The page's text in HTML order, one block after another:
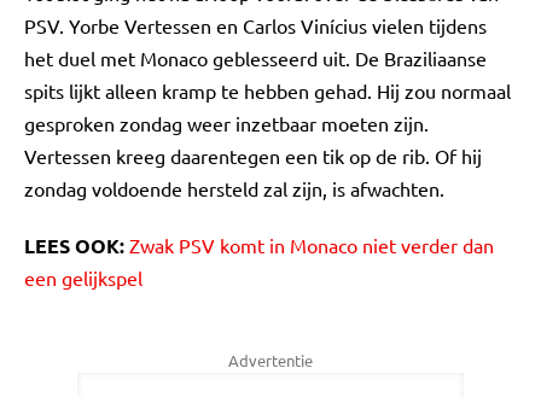
PSV. Yorbe Vertessen en Carlos Vinícius vielen tijdens
het duel met Monaco geblesseerd uit. De Braziliaanse
spits lijkt alleen kramp te hebben gehad. Hij zou normaal
gesproken zondag weer inzetbaar moeten zijn.
Vertessen kreeg daarentegen een tik op de rib. Of hij
zondag voldoende hersteld zal zijn, is afwachten.
LEES OOK: Zwak PSV komt in Monaco niet verder dan
een gelijkspel
Advertentie